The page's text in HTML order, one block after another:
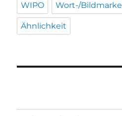
WIPO Wort-/Bildmarke
Ähnlichkeit